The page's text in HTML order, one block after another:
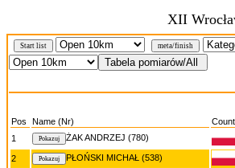
XII
Start list meta/finish
Pos Name (Nr)
1
ŻAK ANDRZEJ (780)
2 PŁOŃSKI MICHAŁ (538)